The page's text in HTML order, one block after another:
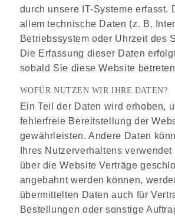
durch unsere IT-Systeme erfasst.
allem technische Daten (z. B.
Betriebssystem oder Uhrzeit des
Die Erfassung dieser Daten
sobald Sie diese Website
WOFÜR NUTZEN WIR IHRE DATEN?
Ein Teil der Daten wird erhoben,
fehlerfreie Bereitstellung der
gewährleisten. Andere Daten
Ihres Nutzerverhaltens
über die Website Verträge
angebahnt werden können,
übermittelten Daten auch für
Bestellungen oder sonstige